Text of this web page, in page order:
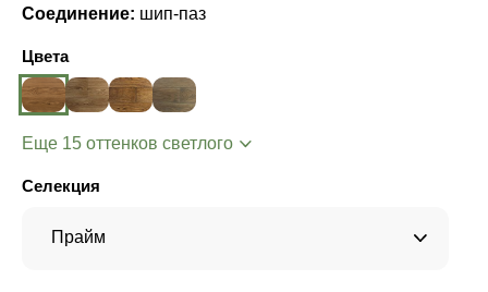
Соединение: шип-паз
Цвета
Еще 15 оттенков светлого
Селекция
Прайм